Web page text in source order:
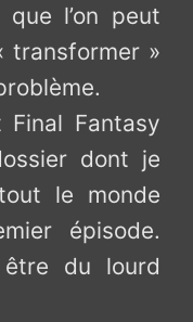
l’on peut
transformer »
Final Fantasy
dont je
le monde
épisode.
du lourd